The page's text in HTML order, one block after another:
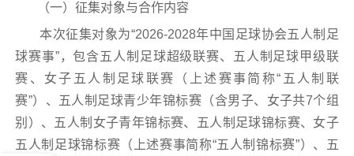
（一）征集对象与合作内容
本次征集对象为“2026-2028年中国足球协会五人制足
球赛事”，包含五人制足球超级联赛、五人制足球甲级联
赛、女子五人制足球联赛（上述赛事简称“五人制联
赛”）、五人制足球青少年锦标赛（含男子、女子共7个组
别）、五人制女子青年锦标赛、五人制足球锦标赛、女子
五人制足球锦标赛（上述赛事简称“五人制锦标赛”）、五